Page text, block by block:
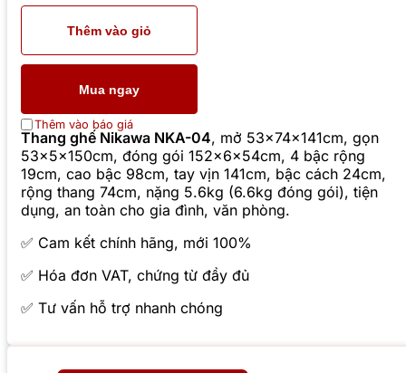
Thêm vào giỏ
Mua ngay
Thêm vào báo giá
Thang ghế Nikawa NKA-04, mở 53x74x141cm, gọn
53x5x150cm, đóng gói 152x6x54cm, 4 bậc rộng
19cm, cao bậc 98cm, tay vịn 141cm, bậc cách 24cm,
rộng thang 74cm, nặng 5.6kg (6.6kg đóng gói), tiện
dụng, an toàn cho gia đình, văn phòng.
✅ Cam kết chính hãng, mới 100%
✅ Hóa đơn VAT, chứng từ đầy đủ
✅ Tư vấn hỗ trợ nhanh chóng